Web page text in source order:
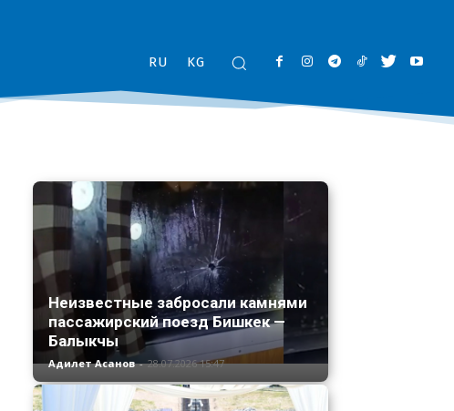
RU KG
Неизвестные забросали камнями
пассажирский поезд Бишкек —
Балыкчы
Адилет Асанов - 28.07.2026 15:47